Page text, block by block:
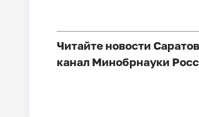
Читайте новости
канал Минобрнауки